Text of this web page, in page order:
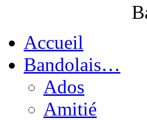
Accueil
Bandolais…
Ados
Amitié